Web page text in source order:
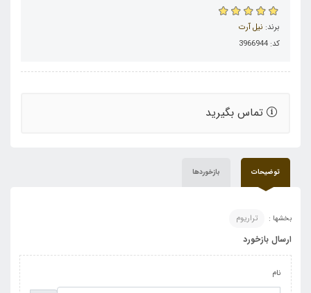
برند: نیل آرت
کد: 3966944
تماس بگیرید
توضیحات بازخوردها
بخشها : تراریوم
ارسال بازخورد
نام